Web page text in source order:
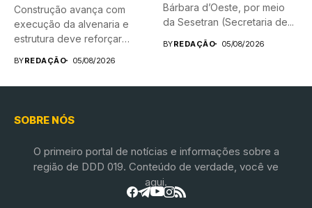
Construção avança com
execução da alvenaria e
estrutura deve reforçar
BYREDAÇÃO 05/08/2026
Bárbara d’Oeste, por meio
da Sesetran (Secretaria de...
BYREDAÇÃO 05/08/2026
SOBRE NÓS
O primeiro portal de notícias e informações sobre a
região de DDD 019. Conteúdo de verdade, você ve
aqui.